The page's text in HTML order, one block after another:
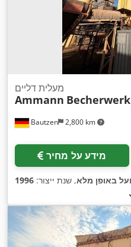
Bautzen 2,800 km
מעלית דליים
Ammann Becherwerk
מידע על מחיר
באופן מלא, שנת ייצור: 1996